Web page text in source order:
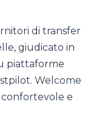
di transfer
giudicato in
piattaforme
Welcome
e